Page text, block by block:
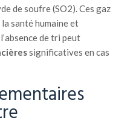
de soufre (SO2). Ces gaz
santé humaine et
de tri peut
significatives en cas